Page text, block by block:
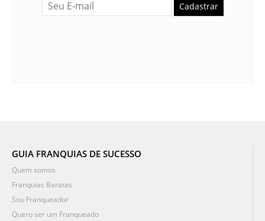
Cadastrar
GUIA FRANQUIAS DE SUCESSO
Quem somos
Franquias Baratas
Sou Franqueador
Quero ser um Franqueado